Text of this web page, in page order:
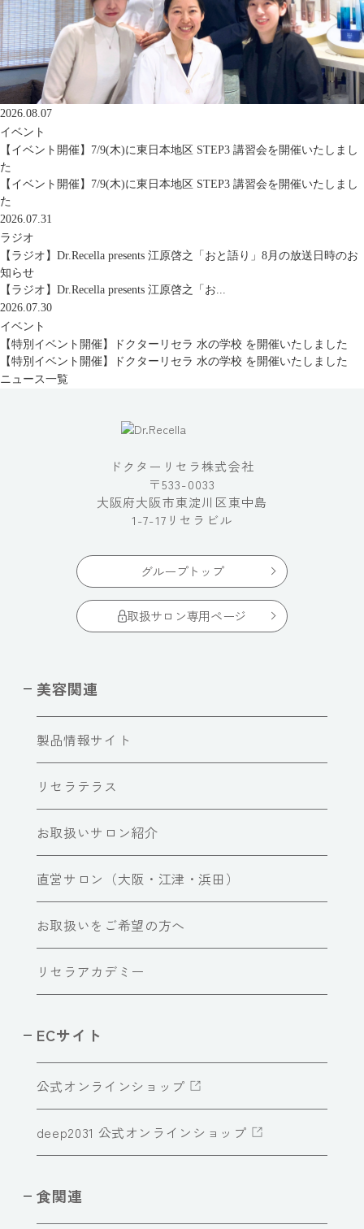
2026.08.07
イベント
【イベント開催】7/9(木)に東日本地区 STEP3 講習会を開催いたしまし
た
【イベント開催】7/9(木)に東日本地区 STEP3 講習会を開催いたしまし
た
2026.07.31
ラジオ
【ラジオ】Dr.Recella presents 江原啓之「おと語り」8月の放送日時のお
知らせ
【ラジオ】Dr.Recella presents 江原啓之「お...
2026.07.30
イベント
【特別イベント開催】ドクターリセラ 水の学校 を開催いたしました
【特別イベント開催】ドクターリセラ 水の学校 を開催いたしました
ニュース一覧
ドクターリセラ株式会社
〒533-0033
大阪府大阪市東淀川区東中島
1-7-17リセラビル
グループトップ
取扱サロン専用ページ
美容関連
製品情報サイト
リセラテラス
お取扱いサロン紹介
直営サロン（大阪・江津・浜田）
お取扱いをご希望の方へ
リセラアカデミー
ECサイト
公式オンラインショップ
deep2031 公式オンラインショップ
食関連